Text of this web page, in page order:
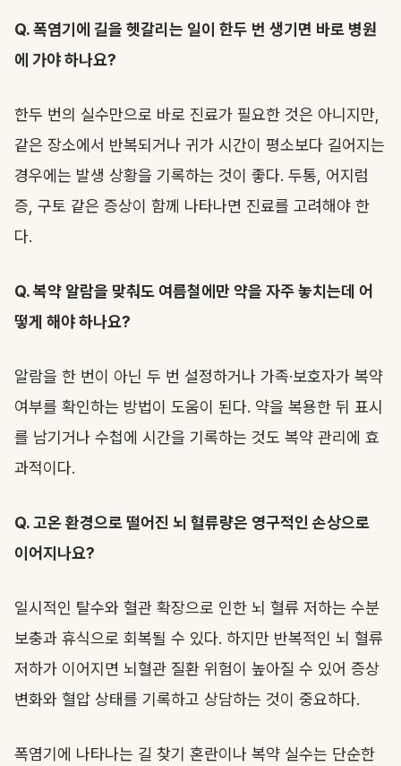
Q. 폭염기에 길을 헷갈리는 일이 한두 번 생기면 바로 병원
에 가야 하나요?
한두 번의 실수만으로 바로 진료가 필요한 것은 아니지만,
같은 장소에서 반복되거나 귀가 시간이 평소보다 길어지는
경우에는 발생 상황을 기록하는 것이 좋다. 두통, 어지럼
증, 구토 같은 증상이 함께 나타나면 진료를 고려해야 한
다.
Q. 복약 알람을 맞춰도 여름철에만 약을 자주 놓치는데 어
떻게 해야 하나요?
알람을 한 번이 아닌 두 번 설정하거나 가족·보호자가 복약
여부를 확인하는 방법이 도움이 된다. 약을 복용한 뒤 표시
를 남기거나 수첩에 시간을 기록하는 것도 복약 관리에 효
과적이다.
Q. 고온 환경으로 떨어진 뇌 혈류량은 영구적인 손상으로
이어지나요?
일시적인 탈수와 혈관 확장으로 인한 뇌 혈류 저하는 수분
보충과 휴식으로 회복될 수 있다. 하지만 반복적인 뇌 혈류
저하가 이어지면 뇌혈관 질환 위험이 높아질 수 있어 증상
변화와 혈압 상태를 기록하고 상담하는 것이 중요하다.
폭염기에 나타나는 길 찾기 혼란이나 복약 실수는 단순한